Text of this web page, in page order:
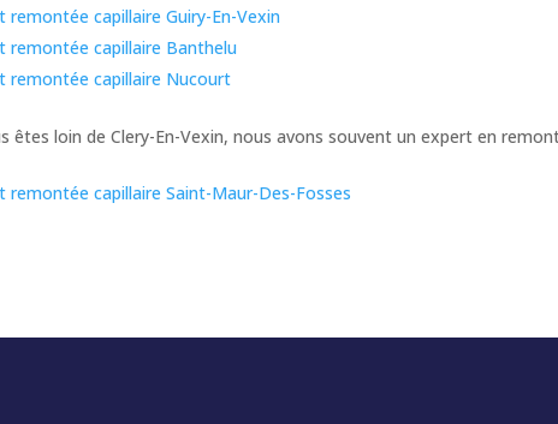
remontée capillaire Guiry-En-Vexin
remontée capillaire Banthelu
remontée capillaire Nucourt
êtes loin de Clery-En-Vexin, nous avons souvent un expert en
remontée capillaire Saint-Maur-Des-Fosses